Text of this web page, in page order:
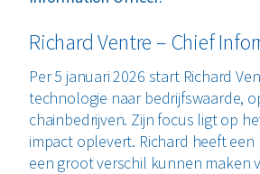
Richard Ventre – Chief
Per 5 januari 2026 start Richard
technologie naar bedrijfswaarde,
chainbedrijven. Zijn focus ligt op
impact oplevert. Richard heeft
een groot verschil kunnen maken